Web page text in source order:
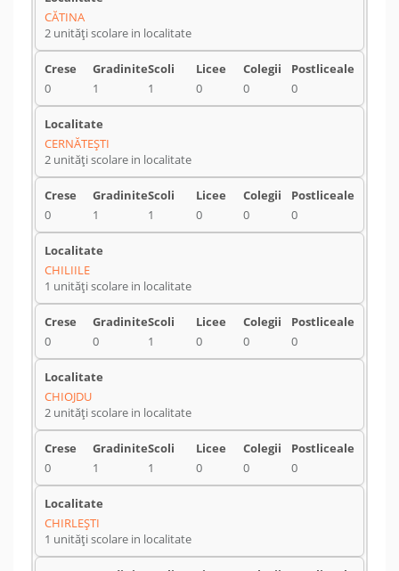
CĂTINA
2 unități scolare in localitate
0 1 1 0 0 0
CERNĂTEŞTI
2 unități scolare in localitate
0 1 1 0 0 0
CHILIILE
1 unități scolare in localitate
0 0 1 0 0 0
CHIOJDU
2 unități scolare in localitate
0 1 1 0 0 0
CHIRLEŞTI
1 unități scolare in localitate